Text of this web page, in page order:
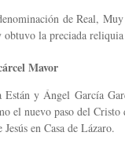
de Real,
la preciada
Mavor
Están y Ángel García
el nuevo paso del
en Casa de Lázaro.